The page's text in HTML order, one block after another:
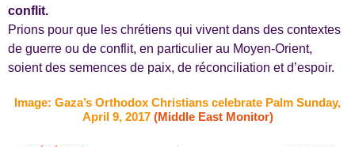
conflit.
Prions pour que les chrétiens qui vivent dans des contextes
de guerre ou de conflit, en particulier au Moyen-Orient,
soient des semences de paix, de réconciliation et d’espoir.
Image: Gaza’s Orthodox Christians celebrate Palm Sunday,
April 9, 2017 (Middle East Monitor)